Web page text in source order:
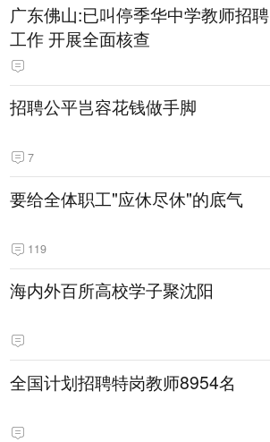
广东佛山:已叫停季华中学教师招聘
工作 开展全面核查
招聘公平岂容花钱做手脚
7
要给全体职工"应休尽休"的底气
119
海内外百所高校学子聚沈阳
全国计划招聘特岗教师8954名